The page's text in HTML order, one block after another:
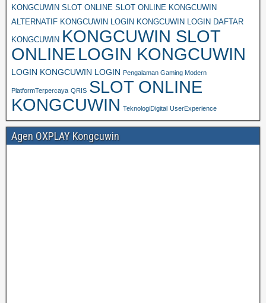
KONGCUWIN SLOT ONLINE SLOT ONLINE KONGCUWIN
ALTERNATIF KONGCUWIN LOGIN KONGCUWIN LOGIN DAFTAR
KONGCUWIN KONGCUWIN SLOT
ONLINE LOGIN KONGCUWIN
LOGIN KONGCUWIN LOGIN Pengalaman Gaming Modern
PlatformTerpercaya QRIS SLOT ONLINE
KONGCUWIN TeknologiDigital UserExperience
Agen OXPLAY Kongcuwin